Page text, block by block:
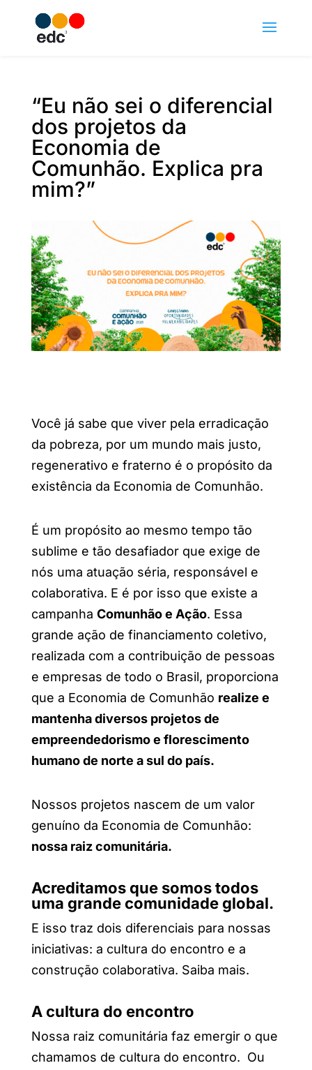
“Eu não sei o diferencial
dos projetos da
Economia de
Comunhão. Explica pra
mim?”
Você já sabe que viver pela erradicação
da pobreza, por um mundo mais justo,
regenerativo e fraterno é o propósito da
existência da Economia de Comunhão.
É um propósito ao mesmo tempo tão
sublime e tão desafiador que exige de
nós uma atuação séria, responsável e
colaborativa. E é por isso que existe a
campanha Comunhão e Ação. Essa
grande ação de financiamento coletivo,
realizada com a contribuição de pessoas
e empresas de todo o Brasil, proporciona
que a Economia de Comunhão realize e
mantenha diversos projetos de
empreendedorismo e florescimento
humano de norte a sul do país.
Nossos projetos nascem de um valor
genuíno da Economia de Comunhão:
nossa raiz comunitária.
Acreditamos que somos todos
uma grande comunidade global.
E isso traz dois diferenciais para nossas
iniciativas: a cultura do encontro e a
construção colaborativa. Saiba mais.
A cultura do encontro
Nossa raiz comunitária faz emergir o que
chamamos de cultura do encontro. Ou